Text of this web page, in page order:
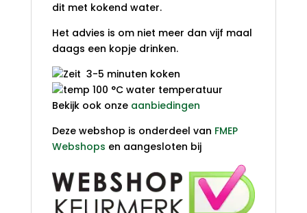
dit met kokend water.
Het advies is om niet meer dan vijf maal
daags een kopje drinken.
3-5 minuten koken
100 °C water temperatuur
Bekijk ook onze aanbiedingen
Deze webshop is onderdeel van FMEP
Webshops en aangesloten bij